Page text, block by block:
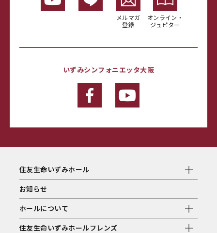
メルマガ
登録
オンライン・
ジュピター
いずみシンフォニエッタ大阪
住友生命いずみホール
お知らせ
ホールについて
住友生命いずみホールフレンズ